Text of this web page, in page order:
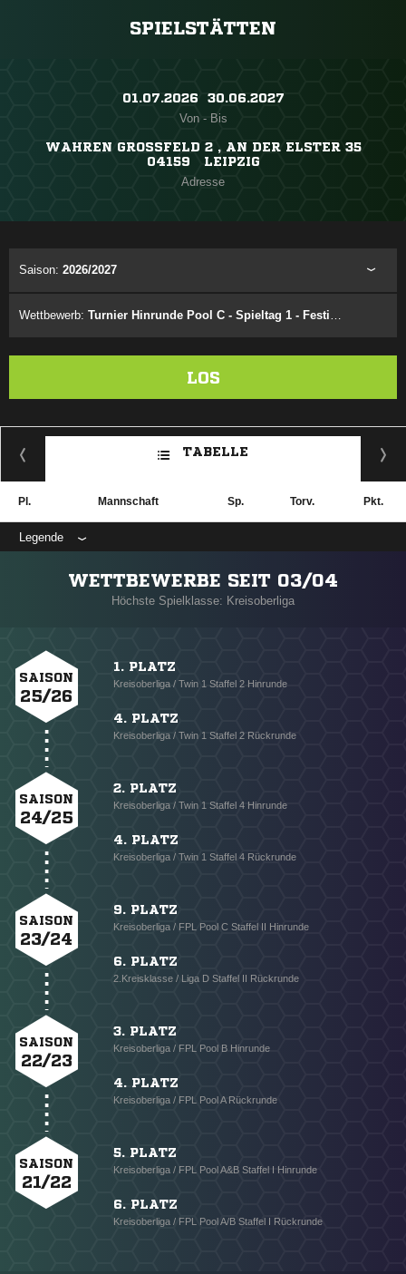
SPIELSTÄTTEN
01.07.2026 ​ 30.06.2027
Von - Bis
WAHREN GROSSFELD 2 , AN DER ELSTER 35
04159 LEIPZIG
Adresse
Saison: 2026/2027
Wettbewerb: Turnier Hinrunde Pool C - Spieltag 1 - Festival 1.1
LOS
TABELLE
Pl. Mannschaft Sp. Torv. Pkt.
Legende
WETTBEWERBE SEIT 03/04
Höchste Spielklasse: Kreisoberliga
SAISON
25/26
1. PLATZ
Kreisoberliga / Twin 1 Staffel 2 Hinrunde
4. PLATZ
Kreisoberliga / Twin 1 Staffel 2 Rückrunde
SAISON
24/25
2. PLATZ
Kreisoberliga / Twin 1 Staffel 4 Hinrunde
4. PLATZ
Kreisoberliga / Twin 1 Staffel 4 Rückrunde
SAISON
23/24
9. PLATZ
Kreisoberliga / FPL Pool C Staffel II Hinrunde
6. PLATZ
2.Kreisklasse / Liga D Staffel II Rückrunde
SAISON
22/23
3. PLATZ
Kreisoberliga / FPL Pool B Hinrunde
4. PLATZ
Kreisoberliga / FPL Pool A Rückrunde
SAISON
21/22
5. PLATZ
Kreisoberliga / FPL Pool A&B Staffel I Hinrunde
6. PLATZ
Kreisoberliga / FPL Pool A/B Staffel I Rückrunde